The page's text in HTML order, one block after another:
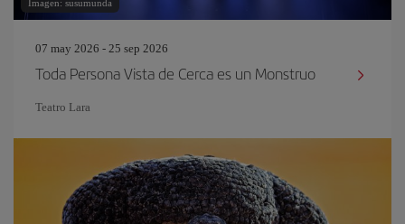
Imagen: susumunda
07 may 2026 - 25 sep 2026
Toda Persona Vista de Cerca es un Monstruo
Teatro Lara